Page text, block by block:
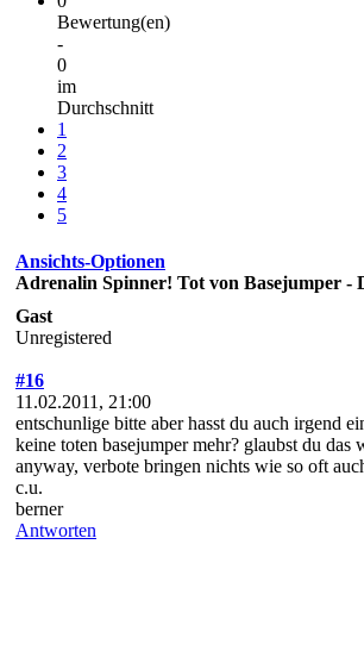
Bewertung(en)
-
0
im
Durchschnitt
1
2
3
4
5
Ansichts-Optionen
Adrenalin Spinner! Tot von Basejumper -
Gast
Unregistered
#16
11.02.2011, 21:00
entschunlige bitte aber hasst du auch irgend
keine toten basejumper mehr? glaubst du
anyway, verbote bringen nichts wie so oft
c.u.
berner
Antworten